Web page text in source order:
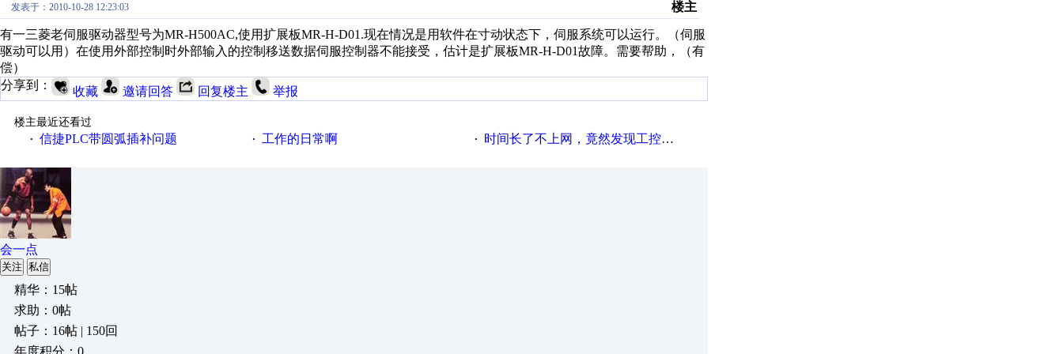
发表于：2010-10-28 12:23:03 楼主
有一三菱老伺服驱动器型号为MR-H500AC,使用扩展板MR-H-D01.现在情况是用软件在寸动状态下，伺服系统可以运行。（伺服
驱动可以用）在使用外部控制时外部输入的控制移送数据伺服控制器不能接受，估计是扩展板MR-H-D01故障。需要帮助，（有
偿）
分享到：
收藏 邀请回答 回复楼主 举报
楼主最近还看过
· 信捷PLC带圆弧插补问题 · 工作的日常啊 · 时间长了不上网，竟然发现工控网是否很漂亮？
会一点
关注 私信
精华：15帖
求助：0帖
帖子：16帖 | 150回
年度积分：0